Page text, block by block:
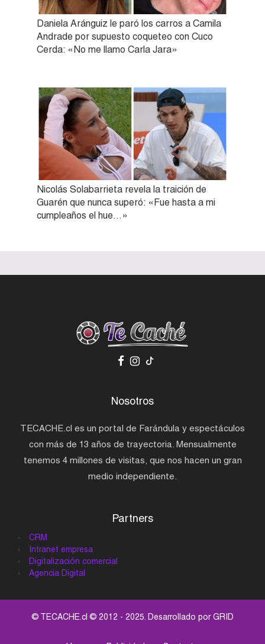
Daniela Aránguiz le paró los carros a Camila
Andrade por supuesto coqueteo con Cuco
Cerda: «No me llamo Carla Jara»
Nicolás Solabarrieta revela la traición de
Guarén que nunca superó: «Fue hasta a mi
cumpleaños el hue…»
Nosotros
TECACHE.cl es un portal de Farándula y espectáculos
con más de 13 años de trayectoria. Mensualmente
tenemos 4 millones de visitas, que nos hacen un gran
medio independiente.
Partners
CRM
Intranet empresa
Digitalización comercial
Agencia Digital
© TECACHE.cl © 2012 - 2025. Desarrollado porGRID